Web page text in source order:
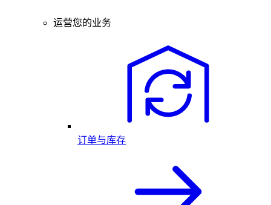
运营您的业务
订单与库存